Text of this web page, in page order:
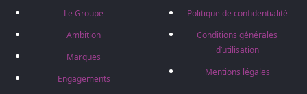
Le Groupe
Ambition
Marques
Engagements
Politique de confidentialité
Conditions générales
d’utilisation
Mentions légales